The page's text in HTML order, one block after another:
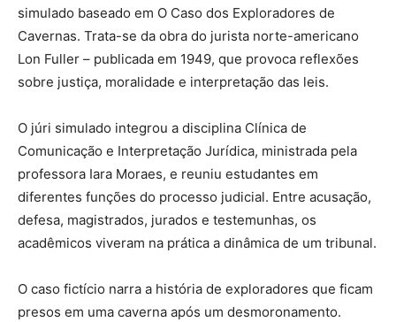
simulado baseado em O Caso dos Exploradores de
Cavernas. Trata-se da obra do jurista norte-americano
Lon Fuller – publicada em 1949, que provoca reflexões
sobre justiça, moralidade e interpretação das leis.
O júri simulado integrou a disciplina Clínica de
Comunicação e Interpretação Jurídica, ministrada pela
professora Iara Moraes, e reuniu estudantes em
diferentes funções do processo judicial. Entre acusação,
defesa, magistrados, jurados e testemunhas, os
acadêmicos viveram na prática a dinâmica de um tribunal.
O caso fictício narra a história de exploradores que ficam
presos em uma caverna após um desmoronamento.